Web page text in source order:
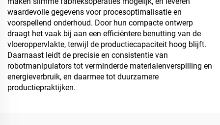
waardevolle gegevens voor procesoptimalisatie en
voorspellend onderhoud. Door hun compacte ontwerp
draagt het vaak bij aan een efficiëntere benutting van de
vloeroppervlakte, terwijl de productiecapaciteit hoog blijft.
Daarnaast leidt de precisie en consistentie van
robotmanipulators tot verminderde materialenverspilling en
energieverbruik, en daarmee tot duurzamere
productiepraktijken.